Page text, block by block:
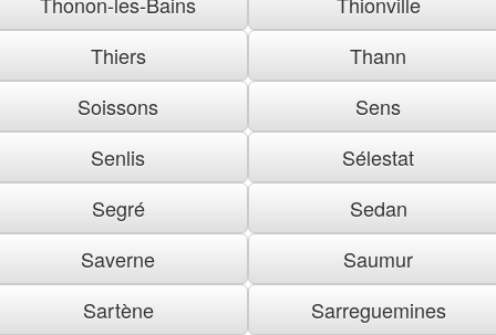
Thiers
Thann
Soissons
Sens
Senlis
Sélestat
Segré
Sedan
Saverne
Saumur
Sartène
Sarreguemines